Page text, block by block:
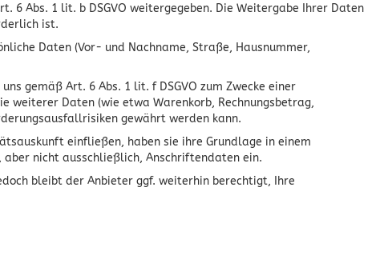
Abs. 1 lit. b DSGVO weitergegeben. Die Weitergabe Ihrer Daten
ist.
Daten (Vor- und Nachname, Straße, Hausnummer,
gemäß Art. 6 Abs. 1 lit. f DSGVO zum Zwecke einer
weiterer Daten (wie etwa Warenkorb, Rechnungsbetrag,
gewährt werden kann.
einfließen, haben sie ihre Grundlage in einem
nicht ausschließlich, Anschriftendaten ein.
bleibt der Anbieter ggf. weiterhin berechtigt, Ihre